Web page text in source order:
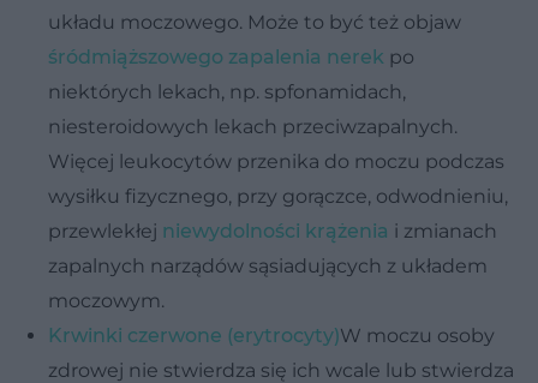
układu moczowego. Może to być też objaw
śródmiąższowego zapalenia nerek po
niektórych lekach, np. spfonamidach,
niesteroidowych lekach przeciwzapalnych.
Więcej leukocytów przenika do moczu podczas
wysiłku fizycznego, przy gorączce, odwodnieniu,
przewlekłej niewydolności krążenia i zmianach
zapalnych narządów sąsiadujących z układem
moczowym.
Krwinki czerwone (erytrocyty)W moczu osoby
zdrowej nie stwierdza się ich wcale lub stwierdza